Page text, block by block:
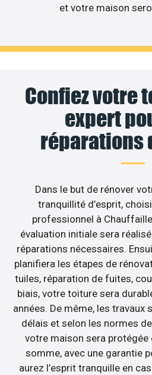
et votre maison
Confiez votre
expert
réparations
Dans le but de rénover
tranquillité d’esprit,
professionnel à
évaluation initiale sera
réparations nécessaires.
planifiera les étapes de
tuiles, réparation de fuites,
biais, votre toiture sera
années. De même, les travaux
délais et selon les normes
votre maison sera protégée
somme, avec une garantie
aurez l’esprit tranquille en